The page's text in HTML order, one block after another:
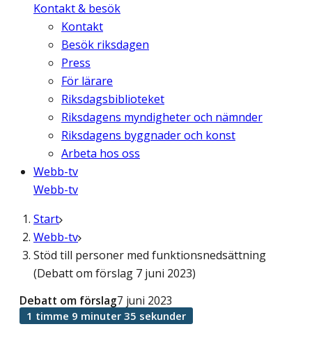
Kontakt & besök
Kontakt
Besök riksdagen
Press
För lärare
Riksdagsbiblioteket
Riksdagens myndigheter och nämnder
Riksdagens byggnader och konst
Arbeta hos oss
Webb-tv
Webb-tv
Start
Webb-tv
Stöd till personer med funktionsnedsättning
(Debatt om förslag 7 juni 2023)
Debatt om förslag7 juni 2023
1 timme 9 minuter 35 sekunder